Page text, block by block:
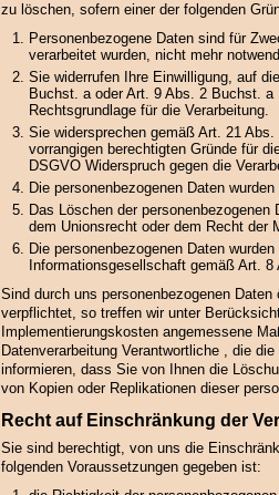
zu löschen, sofern einer der folgenden
Personenbezogene Daten sind für
verarbeitet wurden, nicht mehr
Sie widerrufen Ihre Einwilligung, auf
Buchst. a oder Art. 9 Abs. 2 Buchst.
Rechtsgrundlage für die Verarbeitung.
Sie widersprechen gemäß Art. 21
vorrangigen berechtigten Gründe für
DSGVO Widerspruch gegen die
Die personenbezogenen Daten
Das Löschen der
dem Unionsrecht oder dem Recht der
Die personenbezogenen Daten
Informationsgesellschaft gemäß Art.
Sind durch uns personenbezogenen
verpflichtet, so treffen wir unter
Implementierungskosten angemessene
Datenverarbeitung Verantwortliche , die
informieren, dass Sie von Ihnen die
von Kopien oder Replikationen dieser
Recht auf Einschränkung der
Sie sind berechtigt, von uns die
folgenden Voraussetzungen gegeben ist: